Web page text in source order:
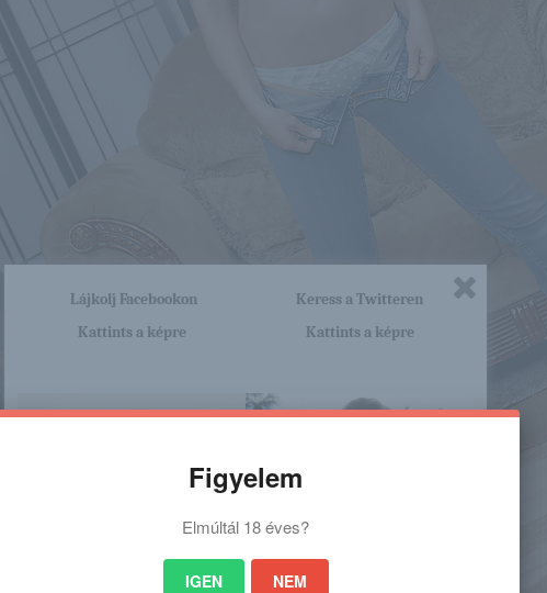
Lájkolj Facebookon
Kattints a képre
Keress a Twitteren
Kattints a képre
Figyelem
Elmúltál 18 éves?
IGEN NEM